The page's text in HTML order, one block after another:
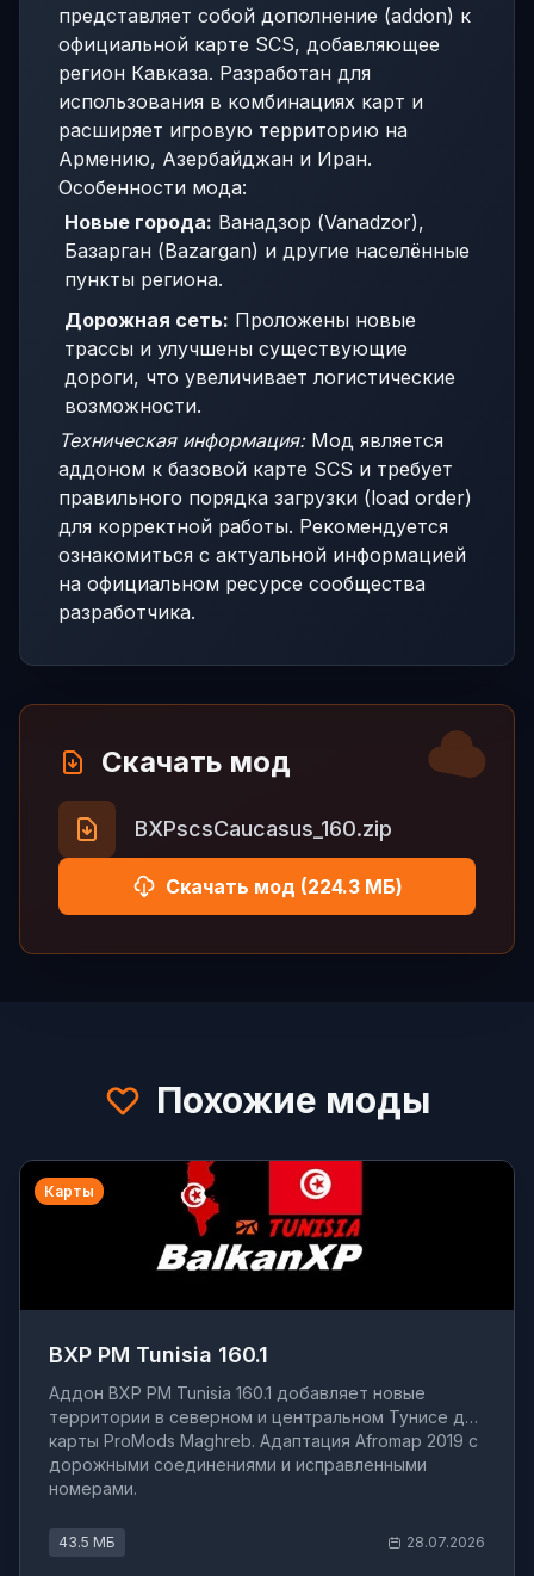
представляет собой дополнение (addon) к
официальной карте SCS, добавляющее
регион Кавказа. Разработан для
использования в комбинациях карт и
расширяет игровую территорию на
Армению, Азербайджан и Иран.
Особенности мода:
Новые города: Ванадзор (Vanadzor),
Базарган (Bazargan) и другие населённые
пункты региона.
Дорожная сеть: Проложены новые
трассы и улучшены существующие
дороги, что увеличивает логистические
возможности.
Техническая информация:Мод является
аддоном к базовой карте SCS и требует
правильного порядка загрузки (load order)
для корректной работы. Рекомендуется
ознакомиться с актуальной информацией
на официальном ресурсе сообщества
разработчика.
Скачать мод
BXPscsCaucasus_160.zip
Скачать мод (224.3 МБ)
Похожие моды
Карты
BXP PM Tunisia 160.1
Аддон BXP PM Tunisia 160.1 добавляет новые
территории в северном и центральном Тунисе для
карты ProMods Maghreb. Адаптация Afromap 2019 с
дорожными соединениями и исправленными
номерами.
43.5 МБ 28.07.2026